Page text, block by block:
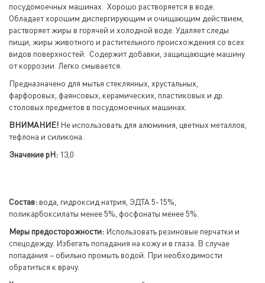
посудомоечных машинах. Хорошо растворяется в воде.
Обладает хорошим диспергирующим и очищающим действием,
растворяет жиры в горячей и холодной воде. Удаляет следы
пищи, жиры животного и растительного происхождения со всех
видов поверхностей. Содержит добавки, защищающие машину
от коррозии. Легко смывается.
Предназначено для мытья стеклянных, хрустальных,
фарфоровых, фаянсовых, керамических, пластиковых и др.
столовых предметов в посудомоечных машинах.
ВНИМАНИЕ! Не использовать для алюминия, цветных металлов,
тефлона и силикона.
Значение pH: 13,0
Состав: вода, гидроксид натрия, ЭДТА 5-15%,
поликарбоксилаты менее 5%, фосфонаты менее 5%.
Меры предосторожности: Использовать резиновые перчатки и
спецодежду. Избегать попадания на кожу и в глаза. В случае
попадания – обильно промыть водой. При необходимости
обратиться к врачу.